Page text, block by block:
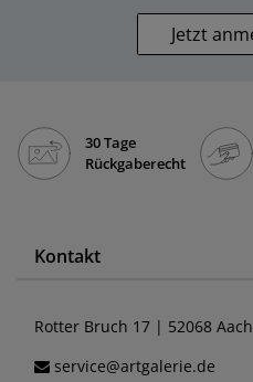
Jetzt
30 Tage
Rückgaberecht
Kontakt
Rotter Bruch 17 | 52068
service@artgalerie.de